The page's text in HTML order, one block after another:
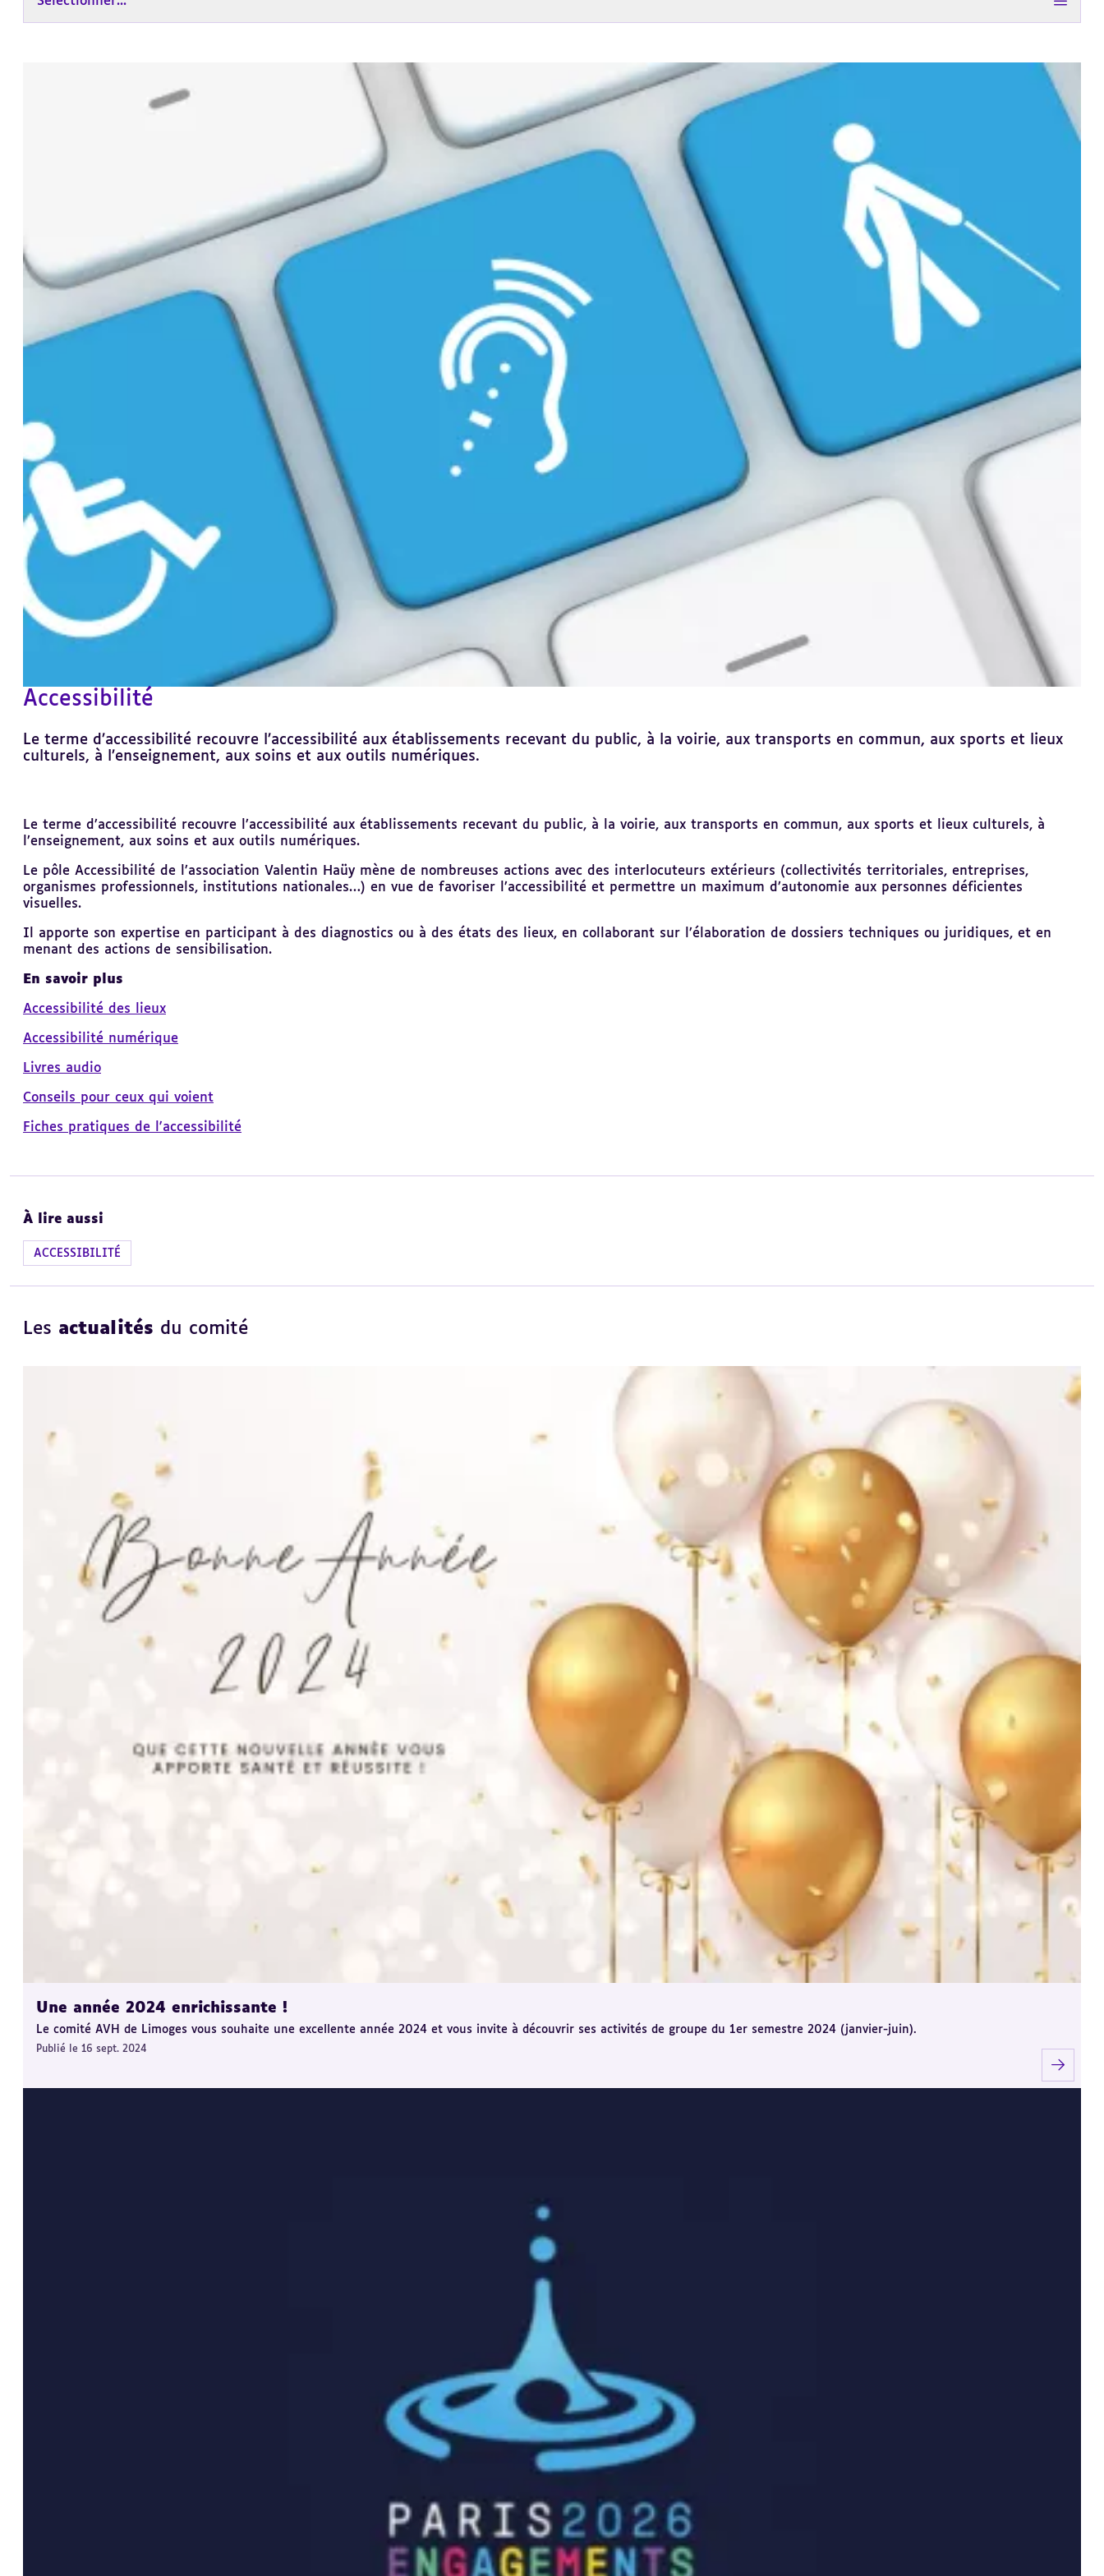
Accessibilité
Le terme d’accessibilité recouvre l’accessibilité aux établissements recevant du public, à la voirie, aux transports en commun, aux sports et lieux
culturels, à l’enseignement, aux soins et aux outils numériques.
Le terme d’accessibilité recouvre l’accessibilité aux établissements recevant du public, à la voirie, aux transports en commun, aux sports et lieux culturels, à
l’enseignement, aux soins et aux outils numériques.
Le pôle Accessibilité de l’association Valentin Haüy mène de nombreuses actions avec des interlocuteurs extérieurs (collectivités territoriales, entreprises,
organismes professionnels, institutions nationales…) en vue de favoriser l’accessibilité et permettre un maximum d’autonomie aux personnes déficientes
visuelles.
Il apporte son expertise en participant à des diagnostics ou à des états des lieux, en collaborant sur l’élaboration de dossiers techniques ou juridiques, et en
menant des actions de sensibilisation.
En savoir plus
Accessibilité des lieux
Accessibilité numérique
Livres audio
Conseils pour ceux qui voient
Fiches pratiques de l'accessibilité
au
sommaire
À lire aussi
ACCESSIBILITÉ
Les actualités du comité
Une année 2024 enrichissante !
Le comité AVH de Limoges vous souhaite une excellente année 2024 et vous invite à découvrir ses activités de groupe du 1er semestre 2024 (janvier-juin).
Publié le 16 sept. 2024